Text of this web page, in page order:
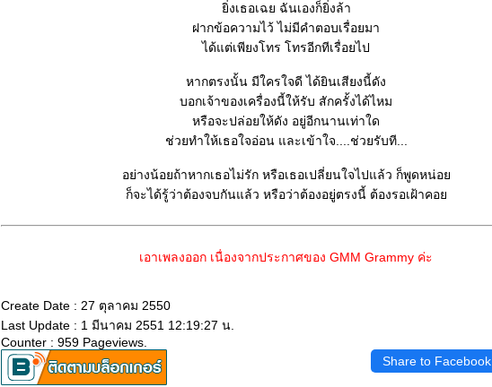
ิ่งเธอเฉย ฉันเองก็ยิ่งล้า
ฝากข้อความไว้ ไม่มีคำตอบเรื่อยมา
ได้แต่เพียงโทร โทรอีกทีเรื่อยไป
หากตรงนั้น มีใครใจดี ได้ยินเสียงนี้ดัง
บอกเจ้าของเครื่องนี้ให้รับ สักครั้งได้ไหม
หรือจะปล่อยให้ดัง อยู่อีกนานเท่าใด
ช่วยทำให้เธอใจอ่อน และเข้าใจ....ช่วยรับที...
อย่างน้อยถ้าหากเธอไม่รัก หรือเธอเปลี่ยนใจไปแล้ว ก็พูดหน่อ
ก็จะได้รู้ว่าต้องจบกันแล้ว หรือว่าต้องอยู่ตรงนี้ ต้องรอเฝ้าคอ
เอาเพลงออก เนื่องจากประกาศของ GMM Grammy ค่ะ
Create Date : 27 ตุลาคม 2550
Last Update : 1 มีนาคม 2551 12:19:27 น.
Counter : 959 Pageviews.
Share to Facebook